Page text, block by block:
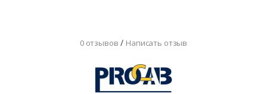
0 отзывов / Написать отзыв